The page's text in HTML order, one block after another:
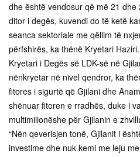
dhe është vendosur që më 21
ditor i degës, kuvendi do të ketë
seanca sektoriale me qëllim të
përfshirës, ka thënë Kryetari Haziri.
Kryetari i Degës së LDK-së në
nënkryetar në nivel qendror, ka
fitores i sigurtë që Gjilani dhe
shënuar fitoren e rradhës, duke i
multimilionëshe për Gjilanin e
“Nën qeverisjen tonë, Gjilanit i
investime dhe nuk kemi me leju